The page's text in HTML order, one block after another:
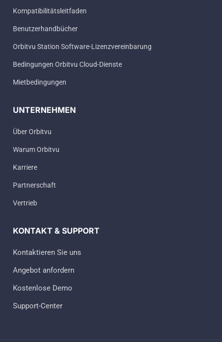
Kompatibilitätsleitfaden
Benutzerhandbücher
Orbitvu Station Software-Lizenzvereinbarung
Bedingungen Orbitvu Cloud-Dienste
Mietbedingungen
UNTERNEHMEN
Über Orbitvu
Warum Orbitvu
Karriere
Partnerschaft
Vertrieb
KONTAKT & SUPPORT
Kontaktieren Sie uns
Angebot anfordern
Kostenlose Demo
Support-Center